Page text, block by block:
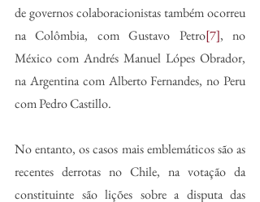
de governos colaboracionistas também ocorreu
na Colômbia, com Gustavo Petro[7], no
México com Andrés Manuel Lópes Obrador,
na Argentina com Alberto Fernandes, no Peru
com Pedro Castillo.
No entanto, os casos mais emblemáticos são as
recentes derrotas no Chile, na votação da
constituinte são lições sobre a disputa das